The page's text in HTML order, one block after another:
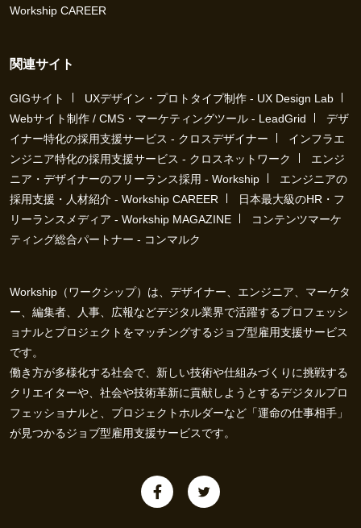
Workship CAREER
関連サイト
GIGサイト
UXデザイン・プロトタイプ制作 - UX Design Lab
Webサイト制作 / CMS・マーケティングツール - LeadGrid
デザ
イナー特化の採用支援サービス - クロスデザイナー
インフラエ
ンジニア特化の採用支援サービス - クロスネットワーク
エンジ
ニア・デザイナーのフリーランス採用 - Workship
エンジニアの
採用支援・人材紹介 - Workship CAREER
日本最大級のHR・フ
リーランスメディア - Workship MAGAZINE
コンテンツマーケ
ティング総合パートナー - コンマルク
Workship（ワークシップ）は、デザイナー、エンジニア、マーケタ
ー、編集者、人事、広報などデジタル業界で活躍するプロフェッシ
ョナルとプロジェクトをマッチングするジョブ型雇用支援サービス
です。
働き方が多様化する社会で、新しい技術や仕組みづくりに挑戦する
クリエイターや、社会や技術革新に貢献しようとするデジタルプロ
フェッショナルと、プロジェクトホルダーなど「運命の仕事相手」
が見つかるジョブ型雇用支援サービスです。